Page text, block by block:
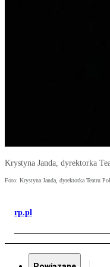
Krystyna Janda, dyrektorka
Foto: Krystyna Janda, dyrektorka Teatru
rp.pl